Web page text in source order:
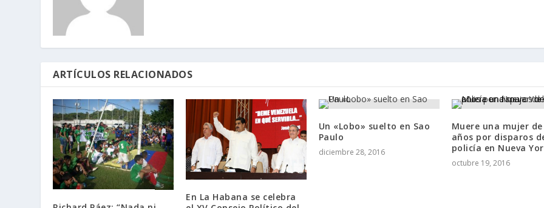
ARTÍCULOS RELACIONADOS
En La Habana se celebra
Un «Lobo» suelto en Sao
Paulo
diciembre 28, 2016
Muere una mujer de
años por disparos
policía en Nueva
octubre 19, 2016